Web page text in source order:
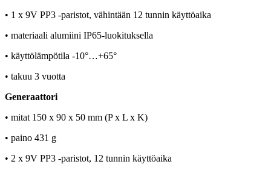
• 1 x 9V PP3 -paristot, vähintään 12 tunnin käyttöaika
• materiaali alumiini IP65-luokituksella
• käyttölämpötila -10°…+65°
• takuu 3 vuotta
Generaattori
• mitat 150 x 90 x 50 mm (P x L x K)
• paino 431 g
• 2 x 9V PP3 -paristot, 12 tunnin käyttöaika